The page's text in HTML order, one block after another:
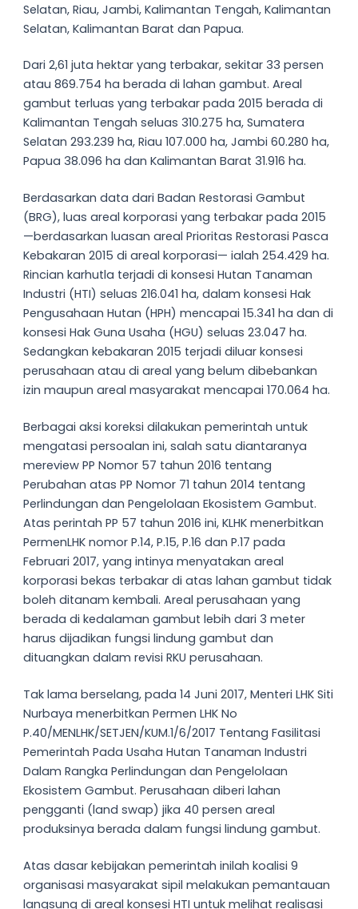
Selatan, Riau, Jambi, Kalimantan Tengah, Kalimantan
Selatan, Kalimantan Barat dan Papua.
Dari 2,61 juta hektar yang terbakar, sekitar 33 persen
atau 869.754 ha berada di lahan gambut. Areal
gambut terluas yang terbakar pada 2015 berada di
Kalimantan Tengah seluas 310.275 ha, Sumatera
Selatan 293.239 ha, Riau 107.000 ha, Jambi 60.280 ha,
Papua 38.096 ha dan Kalimantan Barat 31.916 ha.
Berdasarkan data dari Badan Restorasi Gambut
(BRG), luas areal korporasi yang terbakar pada 2015
—berdasarkan luasan areal Prioritas Restorasi Pasca
Kebakaran 2015 di areal korporasi— ialah 254.429 ha.
Rincian karhutla terjadi di konsesi Hutan Tanaman
Industri (HTI) seluas 216.041 ha, dalam konsesi Hak
Pengusahaan Hutan (HPH) mencapai 15.341 ha dan di
konsesi Hak Guna Usaha (HGU) seluas 23.047 ha.
Sedangkan kebakaran 2015 terjadi diluar konsesi
perusahaan atau di areal yang belum dibebankan
izin maupun areal masyarakat mencapai 170.064 ha.
Berbagai aksi koreksi dilakukan pemerintah untuk
mengatasi persoalan ini, salah satu diantaranya
mereview PP Nomor 57 tahun 2016 tentang
Perubahan atas PP Nomor 71 tahun 2014 tentang
Perlindungan dan Pengelolaan Ekosistem Gambut.
Atas perintah PP 57 tahun 2016 ini, KLHK menerbitkan
PermenLHK nomor P.14, P.15, P.16 dan P.17 pada
Februari 2017, yang intinya menyatakan areal
korporasi bekas terbakar di atas lahan gambut tidak
boleh ditanam kembali. Areal perusahaan yang
berada di kedalaman gambut lebih dari 3 meter
harus dijadikan fungsi lindung gambut dan
dituangkan dalam revisi RKU perusahaan.
Tak lama berselang, pada 14 Juni 2017, Menteri LHK Siti
Nurbaya menerbitkan Permen LHK No
P.40/MENLHK/SETJEN/KUM.1/6/2017 Tentang Fasilitasi
Pemerintah Pada Usaha Hutan Tanaman Industri
Dalam Rangka Perlindungan dan Pengelolaan
Ekosistem Gambut. Perusahaan diberi lahan
pengganti (land swap) jika 40 persen areal
produksinya berada dalam fungsi lindung gambut.
Atas dasar kebijakan pemerintah inilah koalisi 9
organisasi masyarakat sipil melakukan pemantauan
langsung di areal konsesi HTI untuk melihat realisasi